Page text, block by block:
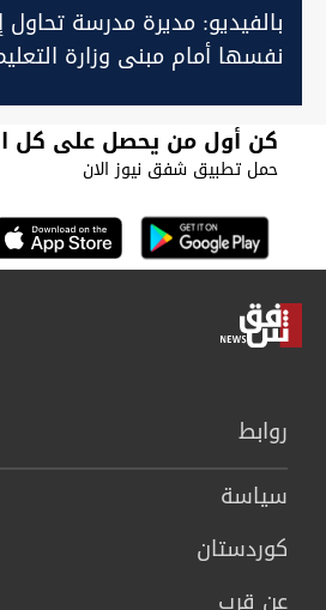
بالفيديو: مديرة مدرسة تحاول
نفسها أمام مبنى وزارة
كن أول من يحصل على كل
حمل تطبيق شفق نيوز الان
روابط
سیاسة
كوردستان
عن قرب